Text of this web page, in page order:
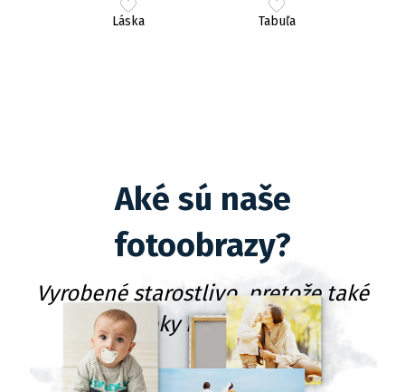
Láska Tabuľa
Aké sú naše
fotoobrazy?
Vyrobené starostlivo, pretože také
darčeky radi balíme!